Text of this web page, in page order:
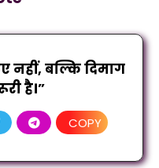
नहीं, बल्कि दिमाग
है।”
COPY